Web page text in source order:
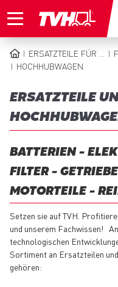
to
BREADCRUMB
ERSATZTEILE FÜR ...
HOCHHUBWAGEN
ERSATZTEILE
BATTERIEN -
FILTER -
MOTORTEILE -
Setzen sie auf TVH.
und unserem Fachwissen!
technologischen
Sortiment an Ersatzteilen
gehören: